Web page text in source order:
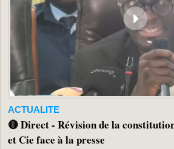
ACTUALITE
🔴 Direct - Révision de la
et Cie face à la presse